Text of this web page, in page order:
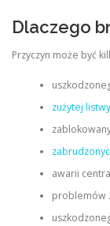
Dlaczego
Przyczyn może być
zużytej
awarii
problemów